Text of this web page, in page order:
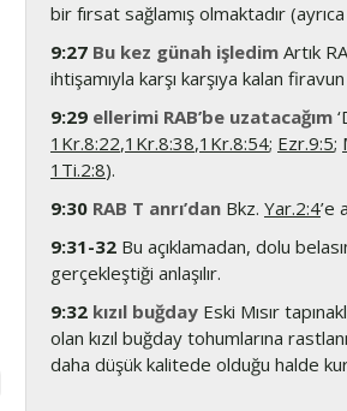
bir fırsat sağlamış olmaktadır
9:27 Bu kez günah işledim Artık
ihtişamıyla karşı karşıya kalan
9:29 ellerimi RAB’be uzatacağım
1Kr.8:22,1Kr.8:38,1Kr.8:54; Ezr.9:5;
1Ti.2:8).
9:30 RAB T anrı’dan Bkz. Yar.2:4’e
9:31-32 Bu açıklamadan, dolu
gerçekleştiği anlaşılır.
9:32 kızıl buğday Eski Mısır
olan kızıl buğday tohumlarına
daha düşük kalitede olduğu halde